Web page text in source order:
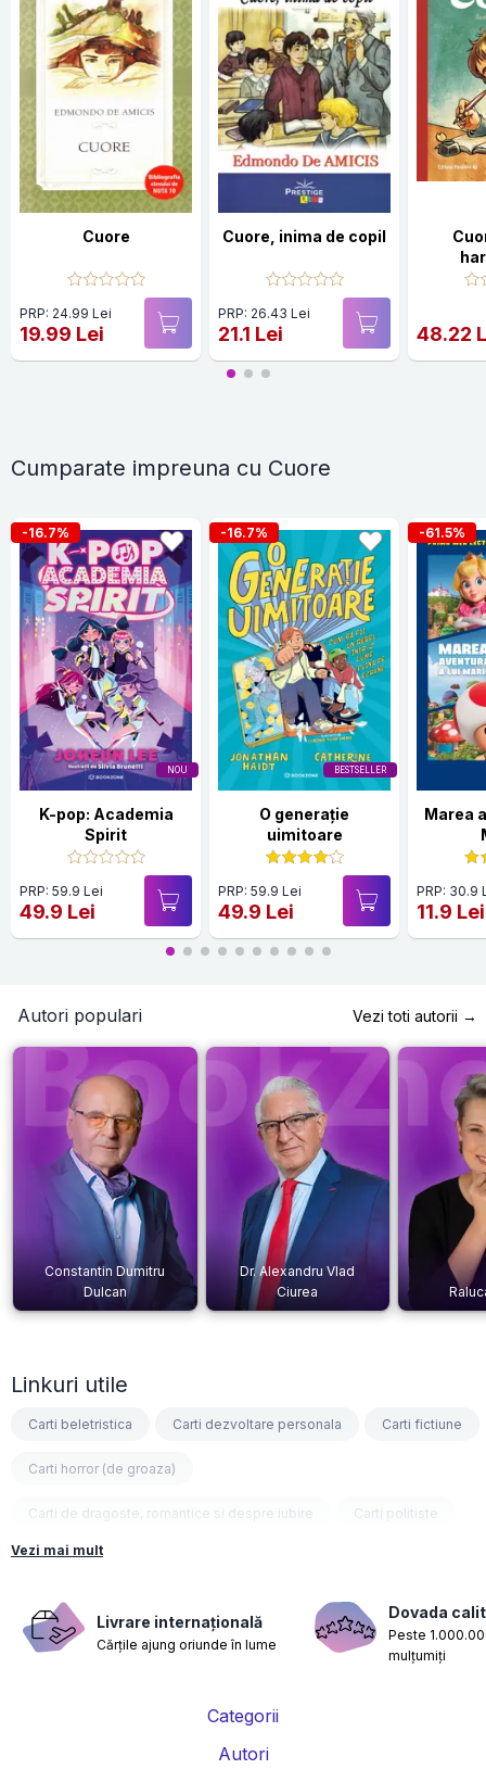
Cuore
PRP: 24.99 Lei
19.99 Lei
Cuore, inima de copil
PRP: 26.43 Lei
21.1 Lei 48.22
Cumparate impreuna cu Cuore
NOU
-16.7%
K-pop: Academia
Spirit
PRP: 59.9 Lei
49.9 Lei
BESTSELLER
-16.7%
O generație
uimitoare
PRP: 59.9 Lei
49.9 Lei
-61.5%
Marea
PRP: 30.9
11.9 Lei
Autori populari Vezi toti autorii →
Constantin Dumitru
Dulcan
Dr. Alexandru Vlad
Ciurea
Linkuri utile
Carti beletristica Carti dezvoltare personala Carti fictiune
Carti horror (de groaza)
Carti de dragoste, romantice si despre iubire Carti politiste
Carti fantasy
Carti nutritie, sanatate si de slabit Carti diete
Carti despre sarcina si nastere Carti educatie financiara
Vezi mai mult
Livrare internațională
Cărțile ajung oriunde în lume
Dovada
Peste
mulțumiți
Categorii
Autori